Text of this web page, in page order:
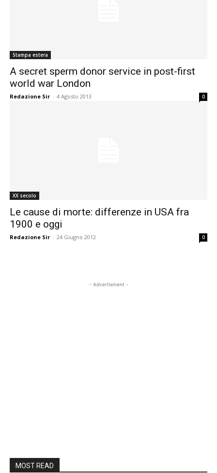
Stampa estera
A secret sperm donor service in post-first
world war London
Redazione Sir - 4 Agosto 2013 0
XX secolo
Le cause di morte: differenze in USA fra
1900 e oggi
Redazione Sir - 24 Giugno 2012 0
- Advertisment -
MOST READ